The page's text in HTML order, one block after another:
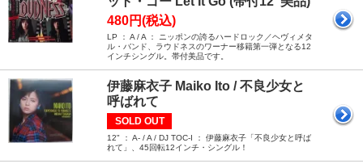
480円(税込)
LP ： A / A ： ニッポンの誇るハードロック／ヘヴィメタ
ル・バンド、ラウドネスのワーナー移籍第一弾となる12
インチシングル。帯付美品です。
伊藤麻衣子 Maiko Ito / 不良少女と
呼ばれて
SOLD OUT
12" ： A- / A / DJ TOC-I ： 伊藤麻衣子「不良少女と呼ば
れて」、45回転12インチ・シングル！